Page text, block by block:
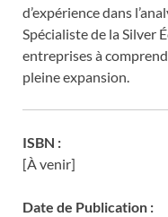
d’expérience dans
Spécialiste de la Silver
entreprises à
pleine expansion.
ISBN :
[À venir]
Date de Publication :